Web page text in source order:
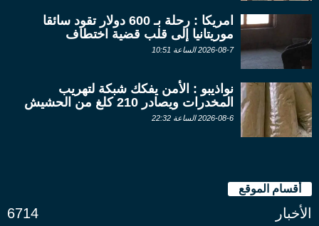
امريكا : رحلة بـ 600 دولار تقود سائقا
موريتانيا إلى قلب قضية اختطاف
2026-08-7 الساعة 10:51
نواذيبو : الأمن يفكك شبكة لتهريب
المخدرات ويصادر 210 كلغ من الحشيش
2026-08-6 الساعة 22:32
أقسام الموقع
الأخبار 6714